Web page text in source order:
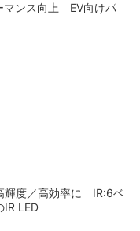
マンス向上 EV向けパ
輝度／高効率に IR:6ベ
IR LED